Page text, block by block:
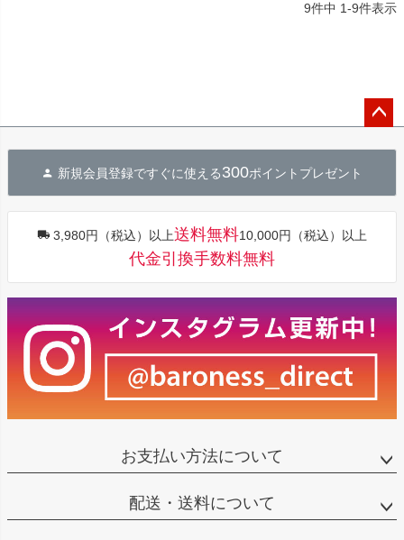
9件中 1-9件表示
へ
新規会員登録ですぐに使える300ポイントプレゼント
3,980円（税込）以上送料無料10,000円（税込）以上
代金引換手数料無料
お支払い方法について
配送・送料について